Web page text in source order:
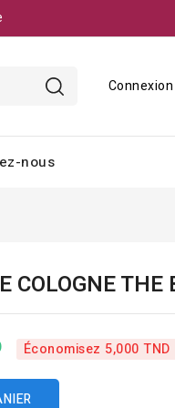
nous
COLOGNE
Économisez 5,000 TND